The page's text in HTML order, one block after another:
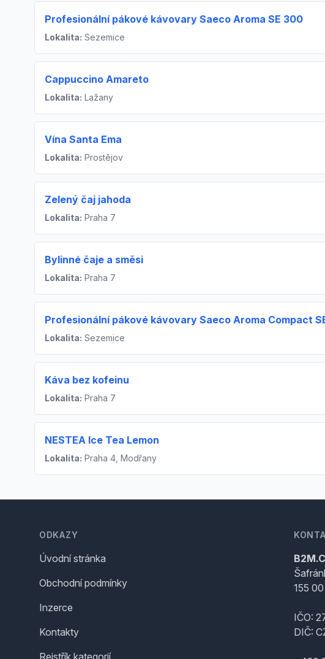
Profesionální pákové kávovary Saeco Aroma SE 300
Lokalita: Sezemice
Cappuccino Amareto
Lokalita: Lažany
Vína Santa Ema
Lokalita: Prostějov
Zelený čaj jahoda
Lokalita: Praha 7
Bylinné čaje a směsi
Lokalita: Praha 7
Profesionální pákové kávovary Saeco Aroma Compact
Lokalita: Sezemice
Káva bez kofeinu
Lokalita: Praha 7
NESTEA Ice Tea Lemon
Lokalita: Praha 4, Modřany
ODKAZY
Úvodní stránka
Obchodní podmínky
Inzerce
Kontakty
Rejstřík kategorií
155
IČO:
DIČ: